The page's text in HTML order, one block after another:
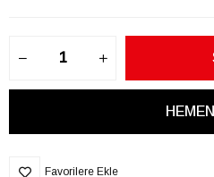
Favorilere Ekle